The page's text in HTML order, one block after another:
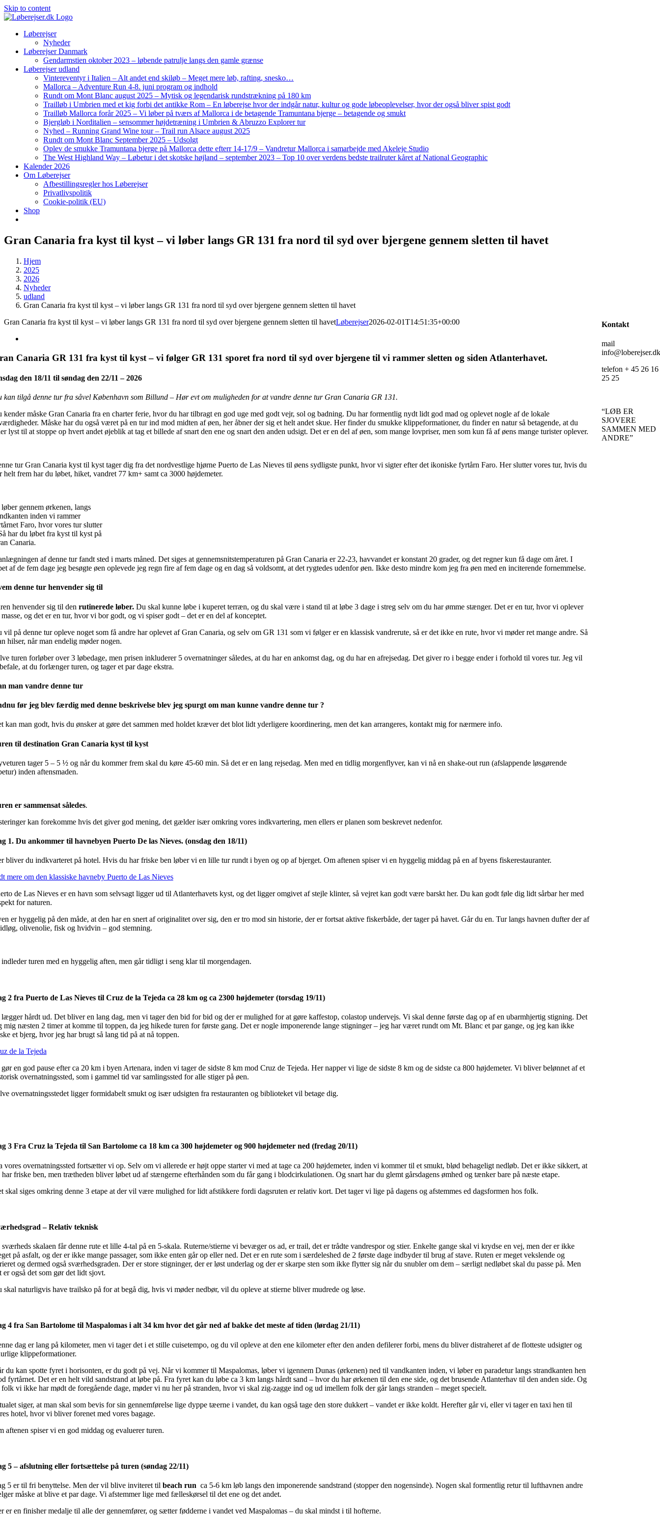
Skip to content
Løberejser
Nyheder
Løberejser Danmark
Gendarmstien oktober 2023 – løbende patrulje langs den gamle grænse
Løberejser udland
Vintereventyr i Italien – Alt andet end skiløb – Meget mere løb, rafting, snesko…
Mallorca – Adventure Run 4-8. juni program og indhold
Rundt om Mont Blanc august 2025 – Mytisk og legendarisk rundstrækning på 180 km
Trailløb i Umbrien med et kig forbi det antikke Rom – En løberejse hvor der indgår natur, kultur og gode løbeoplevelser, hvor der også bliver spist godt
Trailløb Mallorca forår 2025 – Vi løber på tværs af Mallorca i de betagende Tramuntana bjerge – betagende og smukt
Bjergløb i Norditalien – sensommer højdetræning i Umbrien & Abruzzo Explorer tur
Nyhed – Running Grand Wine tour – Trail run Alsace august 2025
Rundt om Mont Blanc September 2025 – Udsolgt
Oplev de smukke Tramuntana bjerge på Mallorca dette efterr 14-17/9 – Vandretur Mallorca i samarbejde med Akeleje Studio
The West Highland Way – Løbetur i det skotske højland – september 2023 – Top 10 over verdens bedste trailruter kåret af National Geographic
Kalender 2026
Om Løberejser
Afbestillingsregler hos Løberejser
Privatlivspolitik
Cookie-politik (EU)
Shop
Gran Canaria fra kyst til kyst – vi løber langs GR 131 fra nord til syd over bjergene gennem sletten til havet
Hjem
2025
2026
Nyheder
udland
Gran Canaria fra kyst til kyst – vi løber langs GR 131 fra nord til syd over bjergene gennem sletten til havet
Gran Canaria fra kyst til kyst – vi løber langs GR 131 fra nord til syd over bjergene gennem sletten til havetLøberejser2026-02-01T14:51:35+00:00
Canaria GR 131 fra kyst til kyst – vi følger GR 131 sporet fra nord til syd over bjergene til vi rammer sletten og siden Atlanterhavet.
den 18/11 til søndag den 22/11 – 2026
kan tilgå denne tur fra såvel København som Billund – Hør evt om muligheden for at vandre denne tur Gran Canaria GR 131.
kender måske Gran Canaria fra en charter ferie, hvor du har tilbragt en god uge med godt vejr, sol og badning. Du har formentlig nydt lidt god mad og oplevet nogle af de lokale
Måske har du også været på en tur ind mod midten af øen, her åbner der sig et helt andet skue. Her finder du smukke klippeformationer, du finder en natur så betagende, at du
lyst til at stoppe op hvert andet øjeblik at tag et billede af snart den ene og snart den anden udsigt. Det er en del af øen, som mange lovpriser, men som kun få af øens mange turister oplever.
tur Gran Canaria kyst til kyst tager dig fra det nordvestlige hjørne Puerto de Las Nieves til øens sydligste punkt, hvor vi sigter efter det ikoniske fyrtårn Faro. Her slutter vores tur, hvis du
helt frem har du løbet, hiket, vandret 77 km+ samt ca 3000 højdemeter.
gennem ørkenen, langs
inden vi rammer
Faro, hvor vores tur slutter
har du løbet fra kyst til kyst på
Canaria.
af denne tur fandt sted i marts måned. Det siges at gennemsnitstemperaturen på Gran Canaria er 22-23, havvandet er konstant 20 grader, og det regner kun få dage om året. I
af de fem dage jeg besøgte øen oplevede jeg regn fire af fem dage og en dag så voldsomt, at det rygtedes udenfor øen. Ikke desto mindre kom jeg fra øen med en inciterende fornemmelse.
denne tur henvender sig til
henvender sig til den rutinerede løber.Du skal kunne løbe i kuperet terræn, og du skal være i stand til at løbe 3 dage i streg selv om du har ømme stænger. Det er en tur, hvor vi oplever
masse, og det er en tur, hvor vi bor godt, og vi spiser godt – det er en del af konceptet.
vil på denne tur opleve noget som få andre har oplevet af Gran Canaria, og selv om GR 131 som vi følger er en klassisk vandrerute, så er det ikke en rute, hvor vi møder ret mange andre. Så
hilser, når man endelig møder nogen.
turen forløber over 3 løbedage, men prisen inkluderer 5 overnatninger således, at du har en ankomst dag, og du har en afrejsedag. Det giver ro i begge ender i forhold til vores tur. Jeg vil
at du forlænger turen, og tager et par dage ekstra.
man vandre denne tur
før jeg blev færdig med denne beskrivelse blev jeg spurgt om man kunne vandre denne tur ?
kan man godt, hvis du ønsker at gøre det sammen med holdet kræver det blot lidt yderligere koordinering, men det kan arrangeres, kontakt mig for nærmere info.
til destination Gran Canaria kyst til kyst
tager 5 – 5 ½ og når du kommer frem skal du køre 45-60 min. Så det er en lang rejsedag. Men med en tidlig morgenflyver, kan vi nå en shake-out run (afslappende løsgørende
inden aftensmaden.
er sammensat således.
kan forekomme hvis det giver god mening, det gælder især omkring vores indkvartering, men ellers er planen som beskrevet nedenfor.
1. Du ankommer til havnebyen Puerto De las Nieves. (onsdag den 18/11)
bliver du indkvarteret på hotel. Hvis du har friske ben løber vi en lille tur rundt i byen og op af bjerget. Om aftenen spiser vi en hyggelig middag på en af byens fiskerestauranter.
mere om den klassiske havneby Puerto de Las Nieves
de Las Nieves er en havn som selvsagt ligger ud til Atlanterhavets kyst, og det ligger omgivet af stejle klinter, så vejret kan godt være barskt her. Du kan godt føle dig lidt sårbar her med
for naturen.
er hyggelig på den måde, at den har en snert af originalitet over sig, den er tro mod sin historie, der er fortsat aktive fiskerbåde, der tager på havet. Går du en. Tur langs havnen dufter der af
olivenolie, fisk og hvidvin – god stemning.
turen med en hyggelig aften, men går tidligt i seng klar til morgendagen.
2 fra Puerto de Las Nieves til Cruz de la Tejeda ca 28 km og ca 2300 højdemeter (torsdag 19/11)
hårdt ud. Det bliver en lang dag, men vi tager den bid for bid og der er mulighed for at gøre kaffestop, colastop undervejs. Vi skal denne første dag op af en ubarmhjertig stigning. Det
mig næsten 2 timer at komme til toppen, da jeg hikede turen for første gang. Det er nogle imponerende lange stigninger – jeg har været rundt om Mt. Blanc et par gange, og jeg kan ikke
et bjerg, hvor jeg har brugt så lang tid på at nå toppen.
de la Tejeda
en god pause efter ca 20 km i byen Artenara, inden vi tager de sidste 8 km mod Cruz de Tejeda. Her napper vi lige de sidste 8 km og de sidste ca 800 højdemeter. Vi bliver belønnet af et
overnatningssted, som i gammel tid var samlingssted for alle stiger på øen.
overnatningsstedet ligger formidabelt smukt og især udsigten fra restauranten og biblioteket vil betage dig.
3 Fra Cruz la Tejeda til San Bartolome ca 18 km ca 300 højdemeter og 900 højdemeter ned (fredag 20/11)
vores overnatningssted fortsætter vi op. Selv om vi allerede er højt oppe starter vi med at tage ca 200 højdemeter, inden vi kommer til et smukt, blød behageligt nedløb. Det er ikke sikkert, at
har friske ben, men trætheden bliver løbet ud af stængerne efterhånden som du får gang i blodcirkulationen. Og snart har du glemt gårsdagens ømhed og tænker bare på næste etape.
skal siges omkring denne 3 etape at der vil være mulighed for lidt afstikkere fordi dagsruten er relativ kort. Det tager vi lige på dagens og afstemmes ed dagsformen hos folk.
– Relativ teknisk
sværheds skalaen får denne rute et lille 4-tal på en 5-skala. Ruterne/stierne vi bevæger os ad, er trail, det er trådte vandrespor og stier. Enkelte gange skal vi krydse en vej, men der er ikke
på asfalt, og der er ikke mange passager, som ikke enten går op eller ned. Det er en rute som i særdeleshed de 2 første dage indbyder til brug af stave. Ruten er meget vekslende og
og dermed også sværhedsgraden. Der er store stigninger, der er løst underlag og der er skarpe sten som ikke flytter sig når du snubler om dem – særligt nedløbet skal du passe på. Men
er også det som gør det lidt sjovt.
skal naturligvis have trailsko på for at begå dig, hvis vi møder nedbør, vil du opleve at stierne bliver mudrede og løse.
4 fra San Bartolome til Maspalomas i alt 34 km hvor det går ned af bakke det meste af tiden (lørdag 21/11)
dag er lang på kilometer, men vi tager det i et stille cuisetempo, og du vil opleve at den ene kilometer efter den anden defilerer forbi, mens du bliver distraheret af de flotteste udsigter og
klippeformationer.
du kan spotte fyret i horisonten, er du godt på vej. Når vi kommer til Maspalomas, løber vi igennem Dunas (ørkenen) ned til vandkanten inden, vi løber en paradetur langs strandkanten hen
fyrtårnet. Det er en helt vild sandstrand at løbe på. Fra fyret kan du løbe ca 3 km langs hårdt sand – hvor du har ørkenen til den ene side, og det brusende Atlanterhav til den anden side. Og
folk vi ikke har mødt de foregående dage, møder vi nu her på stranden, hvor vi skal zig-zagge ind og ud imellem folk der går langs stranden – meget specielt.
siger, at man skal som bevis for sin gennemførelse lige dyppe tæerne i vandet, du kan også tage den store dukkert – vandet er ikke koldt. Herefter går vi, eller vi tager en taxi hen til
hotel, hvor vi bliver forenet med vores bagage.
aftenen spiser vi en god middag og evaluerer turen.
5 – afslutning eller fortsættelse på turen (søndag 22/11)
5 er til fri benyttelse. Men der vil blive inviteret til beach run ca 5-6 km løb langs den imponerende sandstrand (stopper den nogensinde). Nogen skal formentlig retur til lufthavnen andre
måske at blive et par dage. Vi afstemmer lige med fælleskørsel til det ene og det andet.
er en finisher medalje til alle der gennemfører, og sætter fødderne i vandet ved Maspalomas – du skal mindst i til hofterne.
Kontakt
mail
info@loberejser.dk
telefon + 45 26 16
25 25
“LØB ER
SJOVERE
SAMMEN MED
ANDRE”